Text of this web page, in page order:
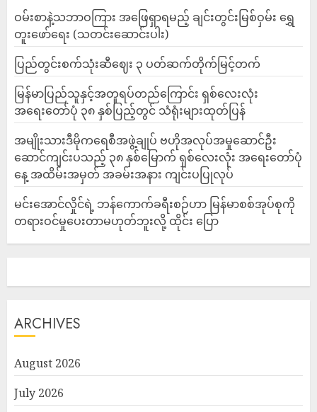
ဝမ်းစာနဲ့သဘာဝကြား အဖြေရှာရမည့် ချင်းတွင်းမြစ်ဝှမ်း ရွှေ
တူးဖော်ရေး (သတင်းဆောင်းပါး)
ပြည်တွင်းစက်သုံးဆီဈေး ၃ ပတ်ဆက်တိုက်မြင့်တက်
မြန်မာပြည်သူနှင့်အတူရပ်တည်ကြောင်း ရှစ်လေးလုံး
အရေးတော်ပုံ ၃၈ နှစ်ပြည့်တွင် သံရုံးများထုတ်ပြန်
အမျိုးသားဒီမိုကရေစီအဖွဲ့ချုပ် ဗဟိုအလုပ်အမှုဆောင်ဦး
ဆောင်ကျင်းပသည့် ၃၈ နှစ်မြောက် ရှစ်လေးလုံး အရေးတော်ပုံ
နေ့ အထိမ်းအမှတ် အခမ်းအနား ကျင်းပပြုလုပ်
မင်းအောင်လှိုင်ရဲ့ ဘန်ကောက်ခရီးစဉ်ဟာ မြန်မာစစ်အုပ်စုကို
တရားဝင်မှုပေးတာမဟုတ်ဘူးလို့ ထိုင်း ပြော
ARCHIVES
August 2026
July 2026